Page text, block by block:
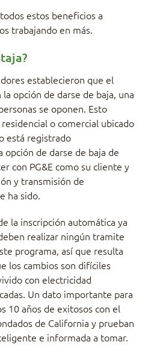
estos beneficios a
trabajando en más.
establecieron que el
opción de darse de baja, una
se oponen. Esto
o comercial ubicado
está registrado
de darse de baja de
con PG&E como su cliente y
y transmisión de
ha sido.
la inscripción automática ya
realizar ningún tramite
programa, así que resulta
los cambios son difíciles
con electricidad
Un dato importante para
10 años de exitosos con el
de California y prueban
e informada a tomar.